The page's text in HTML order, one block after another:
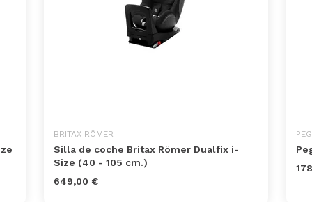
BRITAX RÖMER
Silla de coche Britax Römer Dualfix i-
Size (40 - 105 cm.)
649,00 €